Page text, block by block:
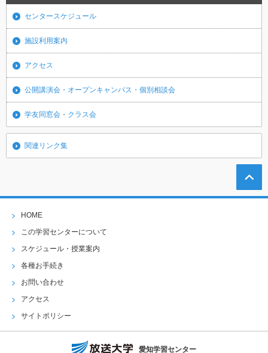
センタースケジュール
施設利用案内
アクセス
公開講演会・オープンキャンパス・個別相談会
学友同窓会・クラス会
関連リンク集
HOME
この学習センターについて
スケジュール・授業案内
各種お手続き
お問い合わせ
アクセス
サイトポリシー
愛知学習センター